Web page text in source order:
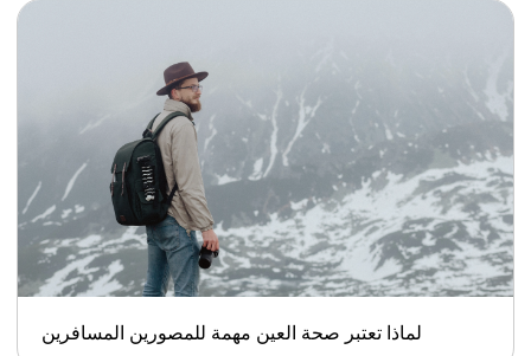
لماذا تعتبر صحة العين مهمة للمصورين المسافرين